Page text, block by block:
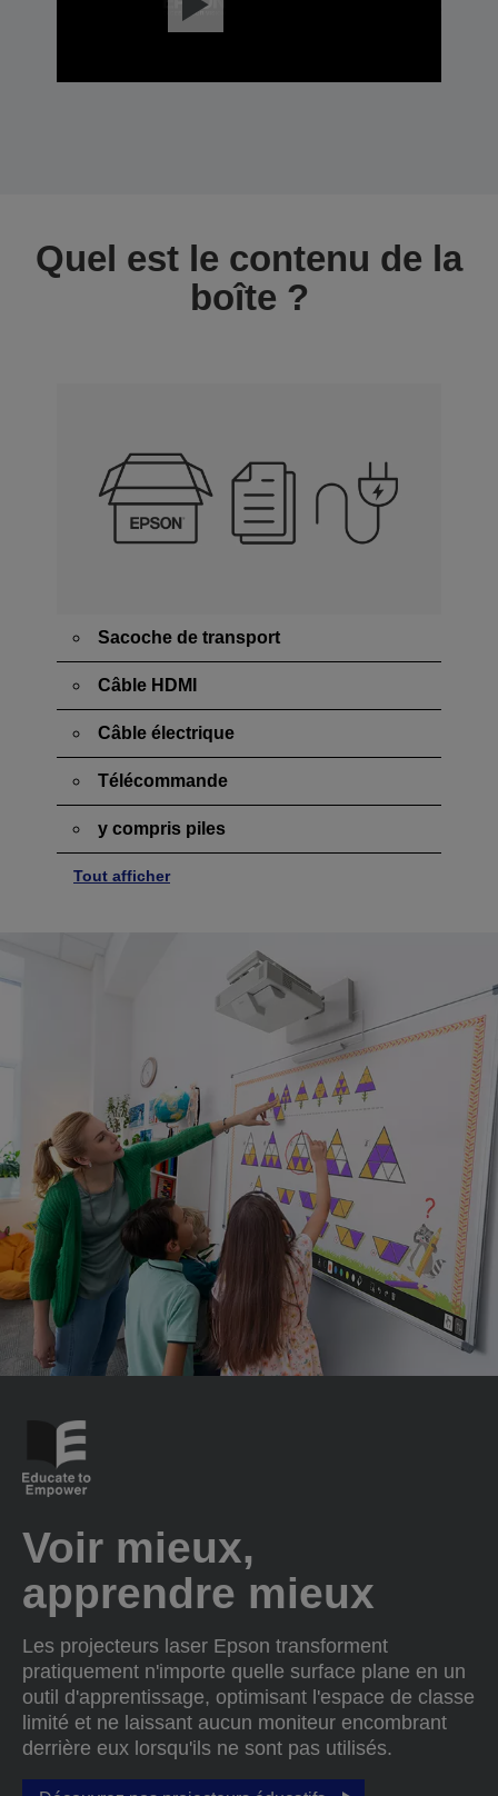
Quel est le contenu de la
boîte ?
Sacoche de transport
Câble HDMI
Câble électrique
Télécommande
y compris piles
Tout afficher
Voir mieux,
apprendre mieux
Les projecteurs laser Epson transforment
pratiquement n'importe quelle surface plane en un
outil d'apprentissage, optimisant l'espace de classe
limité et ne laissant aucun moniteur encombrant
derrière eux lorsqu'ils ne sont pas utilisés.